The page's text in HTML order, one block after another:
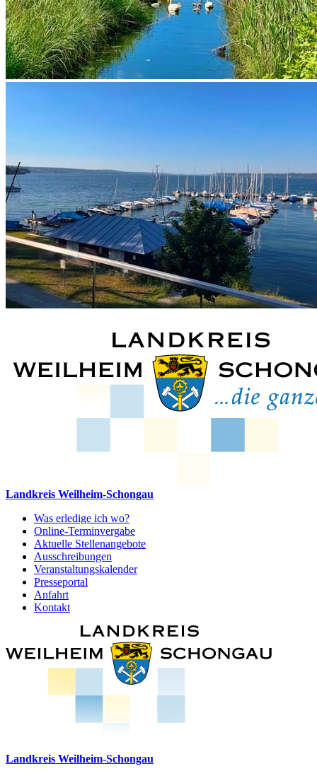
Landkreis Weilheim-Schongau
Was erledige ich wo?
Online-Terminvergabe
Aktuelle Stellenangebote
Ausschreibungen
Veranstaltungskalender
Presseportal
Anfahrt
Kontakt
Landkreis Weilheim-Schongau